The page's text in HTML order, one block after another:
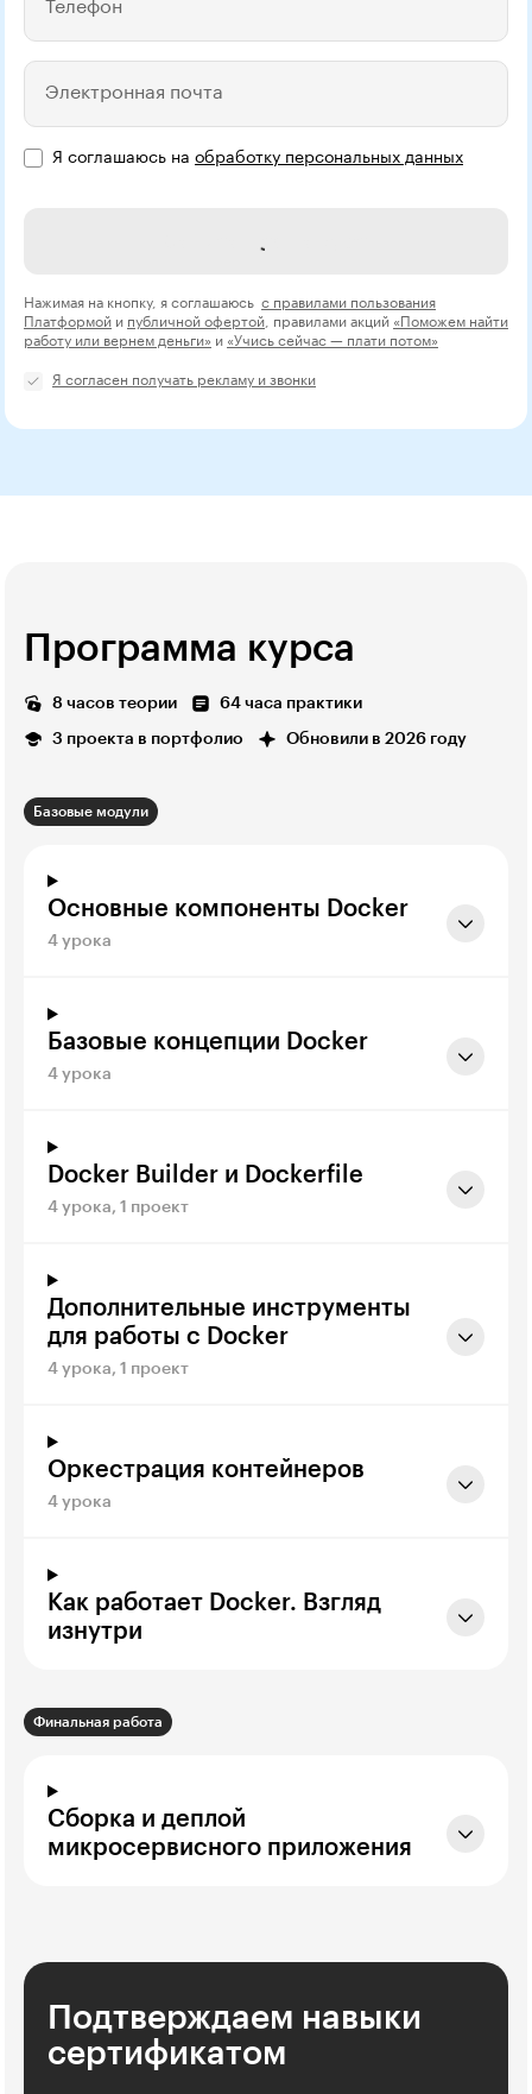
Телефон
Электронная почта
Я соглашаюсь на обработку персональных данных
Нажимая на кнопку, я соглашаюсь с правилами пользования
Платформой и публичной офертой , правилами акций «Поможем найти
работу или вернем деньги» и «Учись сейчас — плати потом»
Я согласен получать рекламу и звонки
Программа курса
8 часов теории 64 часа практики
3 проекта в портфолио Обновили в 2026 году
Базовые модули
Основные компоненты Docker
4 урока
Базовые концепции Docker
4 урока
Docker Builder и Dockerfile
4 урока, 1 проект
Дополнительные инструменты
для работы с Docker
4 урока, 1 проект
Оркестрация контейнеров
4 урока
Как работает Docker. Взгляд
изнутри
Финальная работа
Сборка и деплой
микросервисного приложения
Подтверждаем навыки
сертификатом